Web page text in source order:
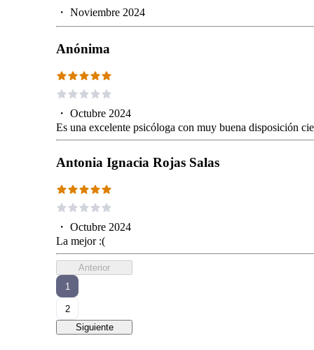
・ Noviembre 2024
Anónima
・ Octubre 2024
Es una excelente psicóloga con muy buena disposición
Antonia Ignacia Rojas Salas
・ Octubre 2024
La mejor :(
Anterior
1
2
Siguiente